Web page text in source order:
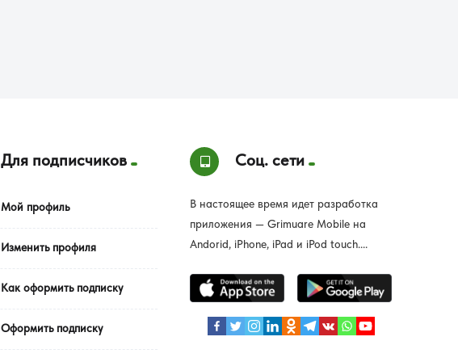
Для подписчиков
Мой профиль
Изменить профиля
Как оформить подписку
Оформить подписку
Соц. сети
В настоящее время идет разработка
приложения — Grimuare Mobile на
Andorid, iPhone, iPad и iPod touch....